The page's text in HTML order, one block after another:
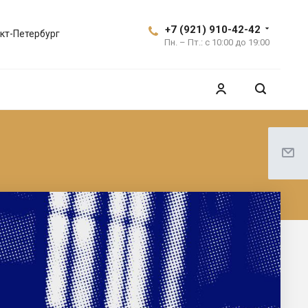
+7 (921) 910-42-42
Пн. – Пт.: с 10:00 до 19:00
Петербург